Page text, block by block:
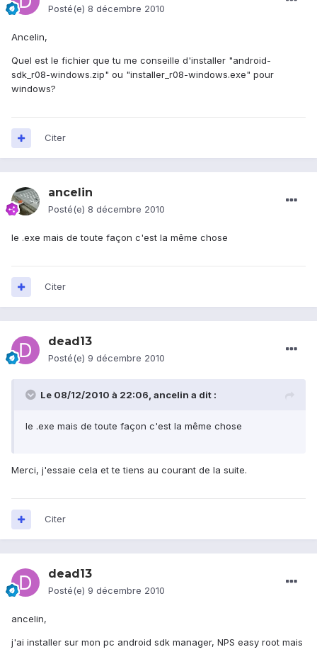
Posté(e) 8 décembre 2010
Ancelin,
Quel est le fichier que tu me conseille d'installer "android-
sdk_r08-windows.zip" ou "installer_r08-windows.exe" pour
windows?
Citer
ancelin
Posté(e) 8 décembre 2010
le .exe mais de toute façon c'est la même chose
Citer
dead13
Posté(e) 9 décembre 2010
Le 08/12/2010 à 22:06, ancelin a dit :
le .exe mais de toute façon c'est la même chose
Merci, j'essaie cela et te tiens au courant de la suite.
Citer
dead13
Posté(e) 9 décembre 2010
ancelin,
j'ai installer sur mon pc android sdk manager, NPS easy root mais